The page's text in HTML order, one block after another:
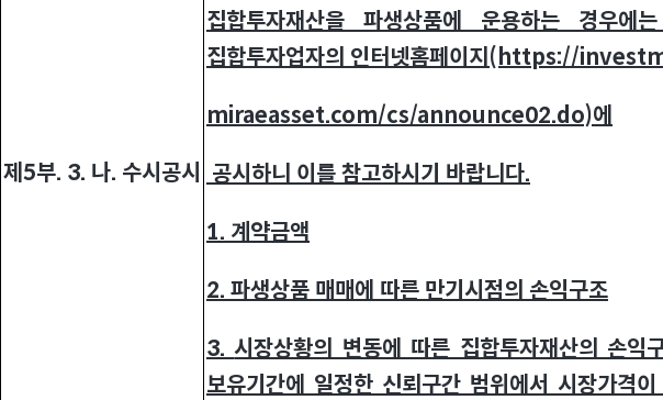
제5부. 3. 나. 수시공시
집합투자재산을 파생상품에 운용하는 경우에
집합투자업자의 인터넷홈페이지(https://
miraeasset.com/cs/announce02.do)에
공시하니 이를 참고하시기 바랍니다.
1. 계약금액
2. 파생상품 매매에 따른 만기시점의 손익구조
3. 시장상황의 변동에 따른 집합투자재산의 손익
보유기간에 일정한 신뢰구간 범위에서 시장가격